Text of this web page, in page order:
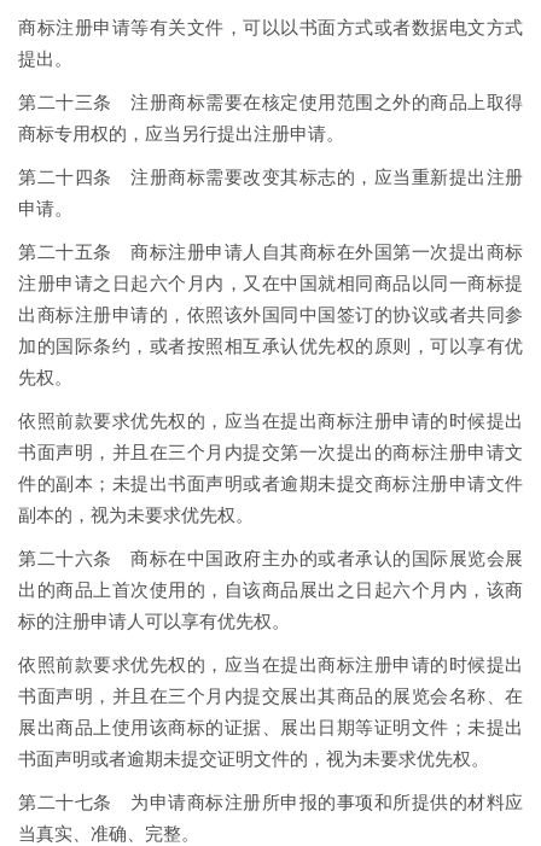
商标注册申请等有关文件，可以以书面方式或者数据电文方式
提出。
第二十三条 注册商标需要在核定使用范围之外的商品上取得
商标专用权的，应当另行提出注册申请。
第二十四条 注册商标需要改变其标志的，应当重新提出注册
申请。
第二十五条 商标注册申请人自其商标在外国第一次提出商标
注册申请之日起六个月内，又在中国就相同商品以同一商标提
出商标注册申请的，依照该外国同中国签订的协议或者共同参
加的国际条约，或者按照相互承认优先权的原则，可以享有优
先权。
依照前款要求优先权的，应当在提出商标注册申请的时候提出
书面声明，并且在三个月内提交第一次提出的商标注册申请文
件的副本；未提出书面声明或者逾期未提交商标注册申请文件
副本的，视为未要求优先权。
第二十六条 商标在中国政府主办的或者承认的国际展览会展
出的商品上首次使用的，自该商品展出之日起六个月内，该商
标的注册申请人可以享有优先权。
依照前款要求优先权的，应当在提出商标注册申请的时候提出
书面声明，并且在三个月内提交展出其商品的展览会名称、在
展出商品上使用该商标的证据、展出日期等证明文件；未提出
书面声明或者逾期未提交证明文件的，视为未要求优先权。
第二十七条 为申请商标注册所申报的事项和所提供的材料应
当真实、准确、完整。